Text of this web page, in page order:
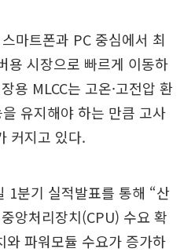
마트폰과 PC 중심에서 최
용 시장으로 빠르게 이동하
용 MLCC는 고온·고전압 환
유지해야 하는 만큼 고사
커지고 있다.
1분기 실적발표를 통해 “산
앙처리장치(CPU) 수요 확
와 파워모듈 수요가 증가하